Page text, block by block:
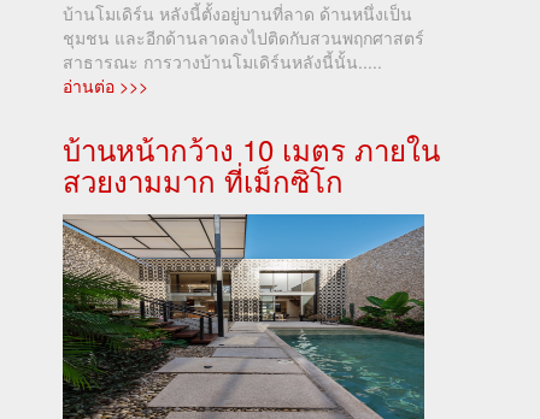
บ้านโมเดิร์น หลังนี้ตั้งอยู่บานที่ลาด ด้านหนึ่งเป็น
ชุมชน และอีกด้านลาดลงไปติดกับสวนพฤกศาสตร์
สาธารณะ การวางบ้านโมเดิร์นหลังนี้นั้น.....
อ่านต่อ >>>
บ้านหน้ากว้าง 10 เมตร ภายใน
สวยงามมาก ที่เม็กซิโก